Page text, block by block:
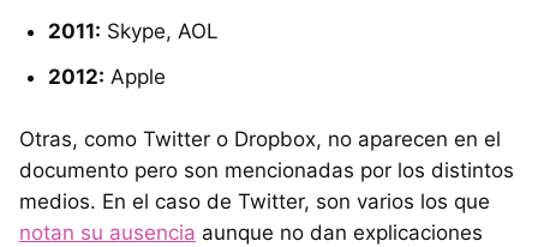
2011: Skype, AOL
2012: Apple
Otras, como Twitter o Dropbox, no aparecen en el
documento pero son mencionadas por los distintos
medios. En el caso de Twitter, son varios los que
notan su ausencia aunque no dan explicaciones